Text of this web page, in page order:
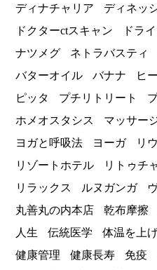
ディナチャリア
ディネッ
ドクターctスキャン
ドラ
ナツメグ
ネトラバスティ
バターオイル
バナナ
ヒ
ピッタ
プチリトリート
ホメオスタシス
マッサー
ヨガと呼吸法
ヨーガ リ
リゾートホテル
リトゥチ
リラックス
ルヌガンガ
丸善丸の内本店
乾布摩擦
人生
伝統医学 体温を上
健康管理
健康長寿 免疫